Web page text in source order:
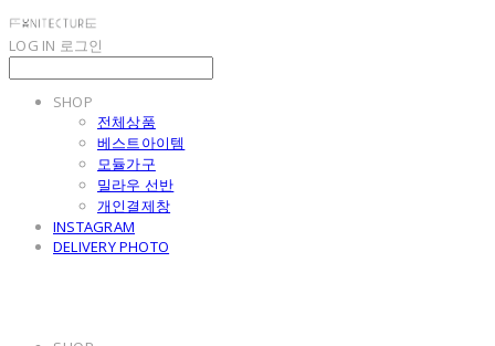
LOG IN 로그인
SHOP
전체상품
베스트아이템
모듈가구
밀라우 선반
개인결제창
INSTAGRAM
DELIVERY PHOTO